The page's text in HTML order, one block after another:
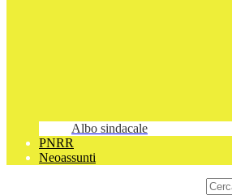
Albo sindacale
PNRR
Neoassunti